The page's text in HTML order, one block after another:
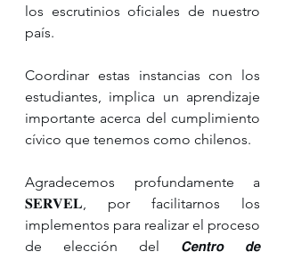
los escrutinios oficiales de nuestro
país.
Coordinar estas instancias con los
estudiantes, implica un aprendizaje
importante acerca del cumplimiento
cívico que tenemos como chilenos.
Agradecemos profundamente a
𝐒𝐄𝐑𝐕𝐄𝐋, por facilitarnos los
implementos para realizar el proceso
de elección del 𝘾𝙚𝙣𝙩𝙧𝙤 𝙙𝙚